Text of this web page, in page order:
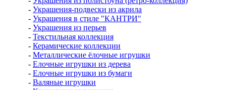
- Украшения-подвески из акрила
- Украшения в стиле "КАНТРИ"
- Украшения из перьев
- Текстильная коллекция
- Керамические коллекции
- Металлические ёлочные игрушки
- Елочные игрушки из дерева
- Елочные игрушки из бумаги
- Валяные игрушки